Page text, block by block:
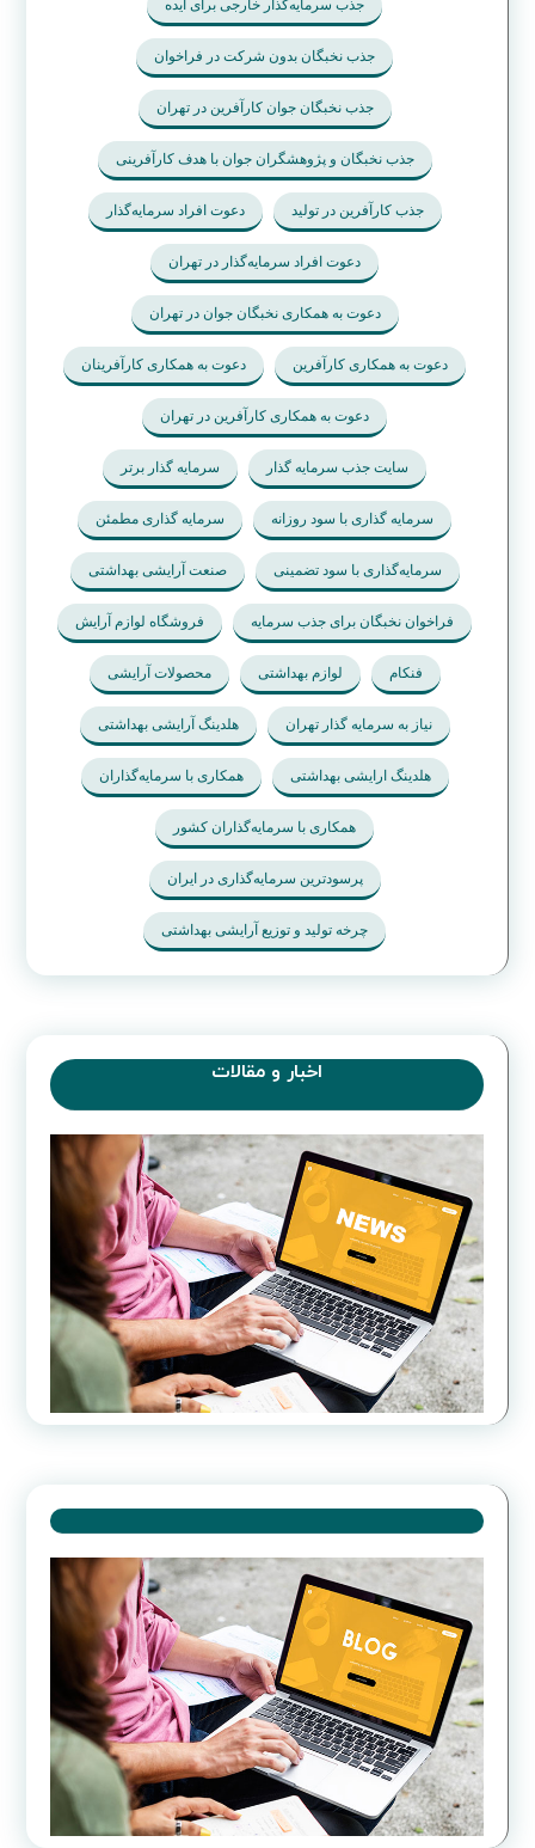
جذب سرمایه‌گذار خارجی برای ایده
جذب نخبگان بدون شرکت در فراخوان
جذب نخبگان جوان کارآفرین در تهران
جذب نخبگان و پژوهشگران جوان با هدف کارآفرینی
جذب کارآفرین در تولید دعوت افراد سرمایه‌گذار
دعوت افراد سرمایه‌گذار در تهران
دعوت به همکاری نخبگان جوان در تهران
دعوت به همکاری کارآفرین دعوت به همکاری کارآفرینان
دعوت به همکاری کارآفرین در تهران
سایت جذب سرمایه گذار سرمایه گذار برتر
سرمایه گذاری با سود روزانه سرمایه گذاری مطمئن
سرمایه‌گذاری با سود تضمینی صنعت آرایشی بهداشتی
فراخوان نخبگان برای جذب سرمایه فروشگاه لوازم آرایش
فنکام لوازم بهداشتی محصولات آرایشی
نیاز به سرمایه گذار تهران هلدینگ آرایشی بهداشتی
هلدینگ ارایشی بهداشتی همکاری با سرمایه‌گذاران
همکاری با سرمایه‌گذاران کشور
پرسودترین سرمایه‌گذاری در ایران
چرخه تولید و توزیع آرایشی بهداشتی
اخبار و مقالات